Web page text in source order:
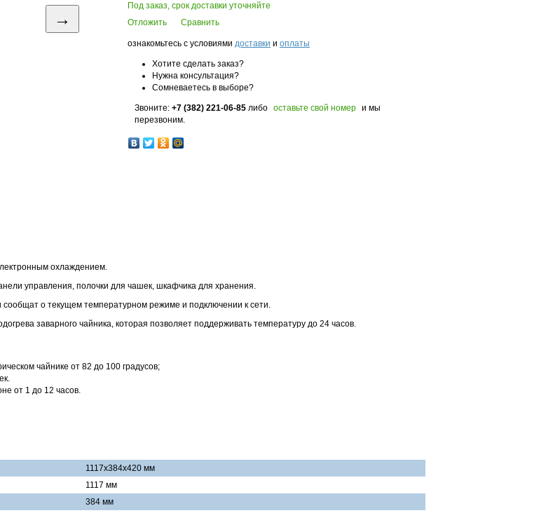
→
Под заказ, срок доставки уточняйте
Отложить
Сравнить
ознакомьтесь с условиями доставки и оплаты
Хотите сделать заказ?
Нужна консультация?
Сомневаетесь в выборе?
Звоните: +7 (382) 221-06-85 либо оставьте свой номер и мы
перезвоним.
охлаждением.
управления, полочки для чашек, шкафчика для хранения.
о текущем температурном режиме и подключении к сети.
заварного чайника, которая позволяет поддерживать температуру до 24 часов.
чайнике от 82 до 100 градусов;
от 1 до 12 часов.
1117x384x420 мм
1117 мм
384 мм